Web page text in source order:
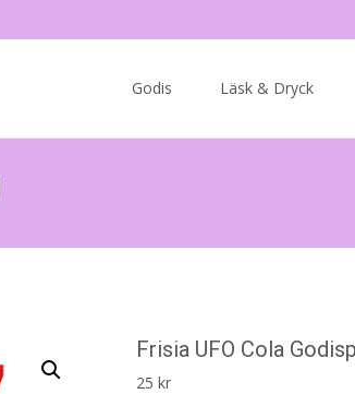
Godis Läsk & Dryck
Frisia UFO Cola
25 kr